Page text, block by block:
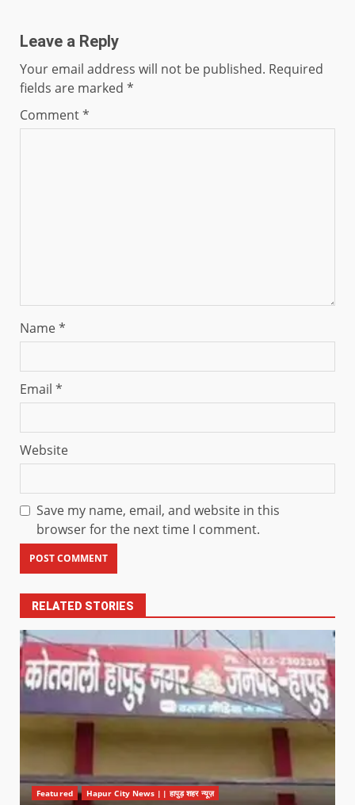
Leave a Reply
Your email address will not be published. Required
fields are marked *
Comment*
Name*
Email *
Website
Save my name, email, and website in this
browser for the next time I comment.
RELATED STORIES
Featured Hapur City News || हापुड़ शहर न्यूज़